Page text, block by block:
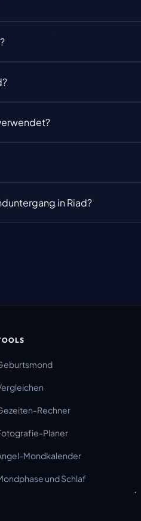
in Riad?
Rechner
Planer
Mondkalender
und Schlaf